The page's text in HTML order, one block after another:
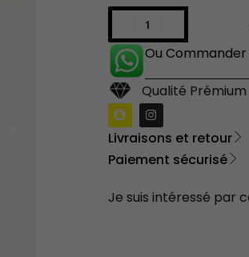
Ou
Qualité Prémium
Livraisons et retour
Paiement sécurisé
Je suis intéressé par